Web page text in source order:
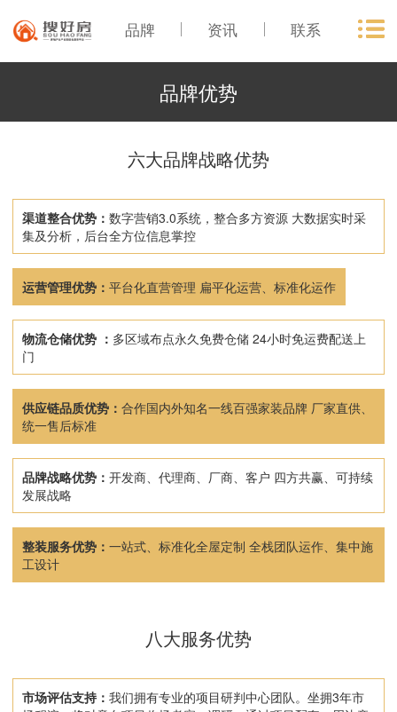
品牌 资讯 联系
品牌优势
六大品牌战略优势
渠道整合优势： 数字营销3.0系统，整合多方资源 大数据实时采
集及分析，后台全方位信息掌控
运营管理优势： 平台化直营管理 扁平化运营、标准化运作
物流仓储优势 ： 多区域布点永久免费仓储 24小时免运费配送上
门
供应链品质优势： 合作国内外知名一线百强家装品牌 厂家直供、
统一售后标准
品牌战略优势： 开发商、代理商、厂商、客户 四方共赢、可持续
发展战略
整装服务优势： 一站式、标准化全屋定制 全栈团队运作、集中施
工设计
八大服务优势
市场评估支持： 我们拥有专业的项目研判中心团队。坐拥3年市